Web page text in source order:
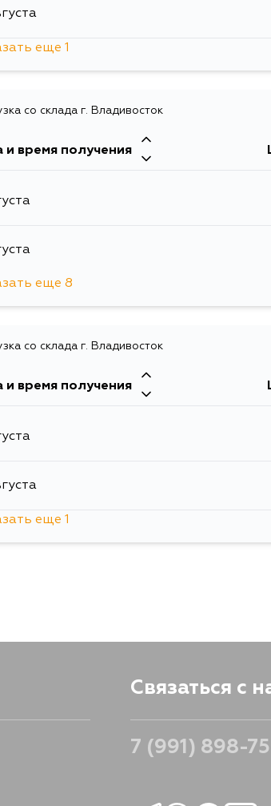
еще 1
со склада г. Владивосток
и время получения
еще 8
со склада г. Владивосток
и время получения
еще 1
Связаться с
7 (991) 898-